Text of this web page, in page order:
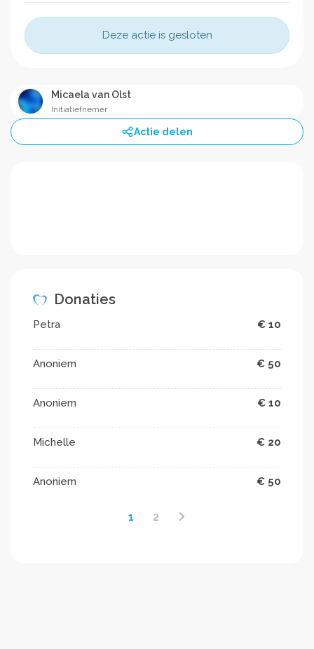
Deze actie is gesloten
Micaela van Olst
Initiatiefnemer
Actie delen
Donaties
Petra € 10
Anoniem € 50
Anoniem € 10
Michelle € 20
Anoniem € 50
1 2